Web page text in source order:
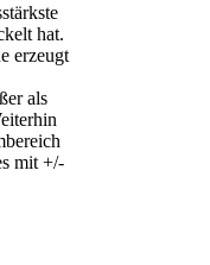
hat.
erzeugt
als
mit +/-